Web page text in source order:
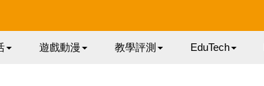
遊戲動漫 教學評測 EduTech